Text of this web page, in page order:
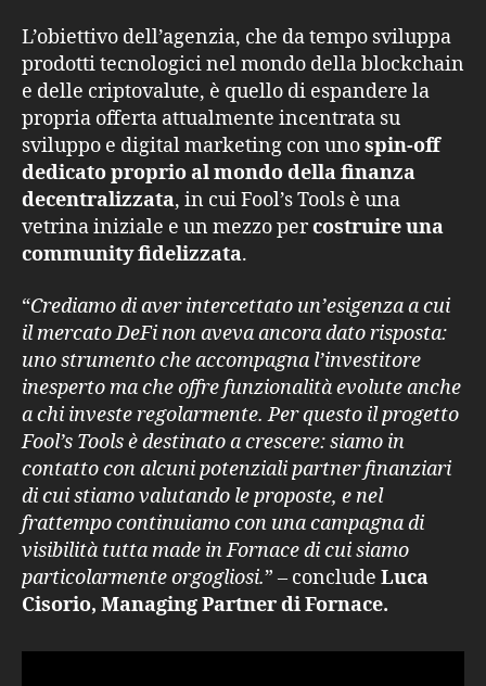
L’obiettivo dell’agenzia, che da tempo sviluppa
prodotti tecnologici nel mondo della blockchain
e delle criptovalute, è quello di espandere la
propria offerta attualmente incentrata su
sviluppo e digital marketing con unospin-off
dedicato proprio al mondo della finanza
decentralizzata, in cui Fool’s Tools è una
vetrina iniziale e un mezzo percostruire una
community fidelizzata.
“Crediamo di aver intercettato un’esigenza a cui
il mercato DeFi non aveva ancora dato risposta:
uno strumento che accompagna l’investitore
inesperto ma che offre funzionalità evolute anche
a chi investe regolarmente. Per questo il progetto
Fool’s Tools è destinato a crescere: siamo in
contatto con alcuni potenziali partner finanziari
di cui stiamo valutando le proposte, e nel
frattempo continuiamo con una campagna di
visibilità tutta made in Fornace di cui siamo
particolarmente orgogliosi.” – conclude Luca
Cisorio, Managing Partner di Fornace.